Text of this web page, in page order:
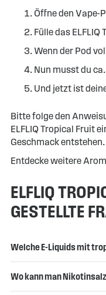
Öffne den Vape-
Fülle das
Wenn der Pod
Nun musst du
Und jetzt ist
Bitte folge den
ELFLIQ Tropical Fruit
Geschmack entstehen.
Entdecke weitere
ELFLIQ
GESTELLTE
Welche E-Liquids mit
Wo kann man